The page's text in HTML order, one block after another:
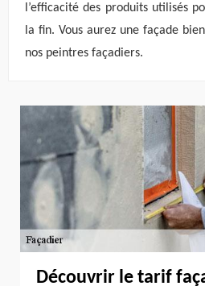
l’efficacité des produits utilisés
la fin. Vous aurez une façade
nos peintres façadiers.
Découvrir le tarif